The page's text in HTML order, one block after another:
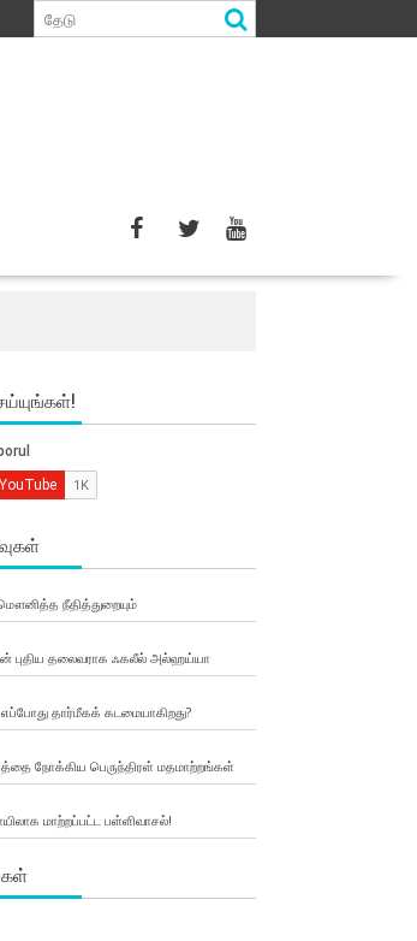
நீதித்துறையும்
புதிய தலைவராக ஃகலீல் அல்ஹய்யா
தார்மீகக் கடமையாகிறது?
நோக்கிய பெருந்திரள் மதமாற்றங்கள்
மாற்றப்பட்ட பள்ளிவாசல்!